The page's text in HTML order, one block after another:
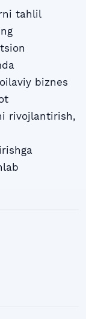
tahlil
biznes
rivojlantirish,